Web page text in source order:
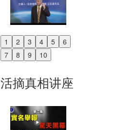
1 2 3 4 5
6
7
8 9 10
Previous
Next
活摘真相讲座